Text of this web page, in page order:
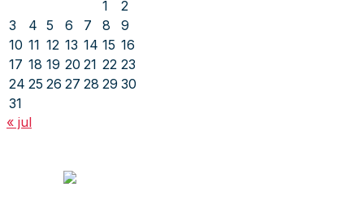
1
2
3
4 5 6 7 8
9
10 11 12 13 14 15 16
17 18 19 20 21 22 23
24 25 26 27 28 29 30
31
« jul